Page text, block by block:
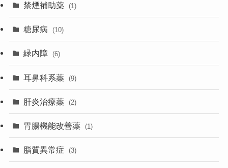
禁煙補助薬 (1)
糖尿病 (10)
緑内障 (6)
耳鼻科系薬 (9)
肝炎治療薬 (2)
胃腸機能改善薬 (1)
脂質異常症 (3)